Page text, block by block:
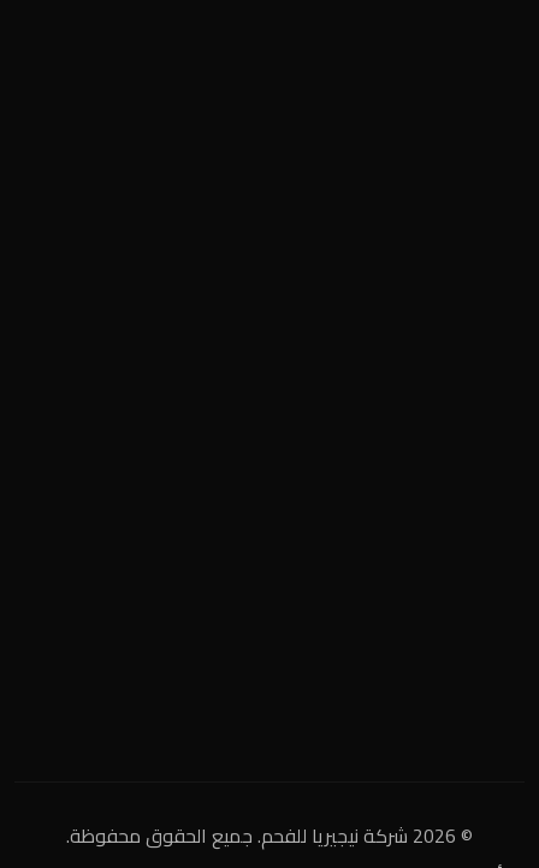
© 2026 شركة نيجيريا للفحم. جميع الحقوق محفوظة.